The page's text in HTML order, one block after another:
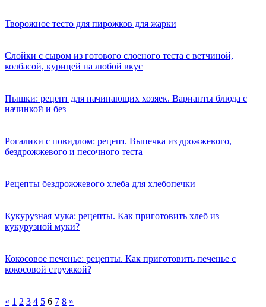
Творожное тесто для пирожков для жарки
Слойки с сыром из готового слоеного теста с ветчиной,
колбасой, курицей на любой вкус
Пышки: рецепт для начинающих хозяек. Варианты блюда с
начинкой и без
Рогалики с повидлом: рецепт. Выпечка из дрожжевого,
бездрожжевого и песочного теста
Рецепты бездрожжевого хлеба для хлебопечки
Кукурузная мука: рецепты. Как приготовить хлеб из
кукурузной муки?
Кокосовое печенье: рецепты. Как приготовить печенье с
кокосовой стружкой?
« 1 2 3 4 5 6 7 8 »